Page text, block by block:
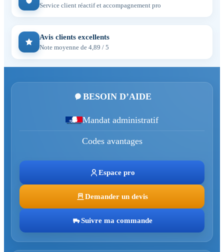
Service client réactif et accompagnement pro
Avis clients excellents
Note moyenne de 4,89 / 5
BESOIN D’AIDE
Mandat administratif
Codes avantages
Espace pro
Demander un devis
Suivre ma commande